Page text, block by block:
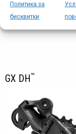
Политика за
бисквитки
GX DH™